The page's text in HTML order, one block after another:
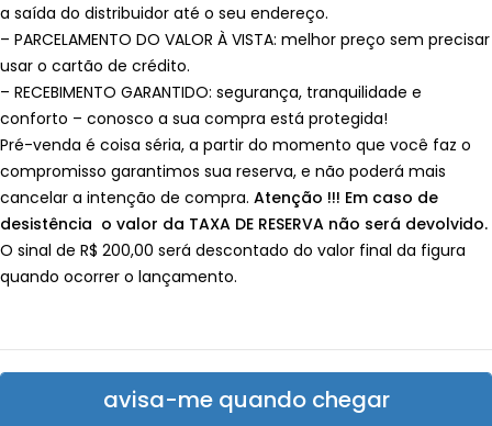
a saída do distribuidor até o seu endereço.
– PARCELAMENTO DO VALOR À VISTA: melhor preço sem precisar
usar o cartão de crédito.
– RECEBIMENTO GARANTIDO: segurança, tranquilidade e
conforto – conosco a sua compra está protegida!
Pré-venda é coisa séria, a partir do momento que você faz o
compromisso garantimos sua reserva, e não poderá mais
cancelar a intenção de compra. Atenção !!! Em caso de
desistência o valor da TAXA DE RESERVA não será devolvido.
O sinal de R$ 200,00 será descontado do valor final da figura
quando ocorrer o lançamento.
avisa-me quando chegar